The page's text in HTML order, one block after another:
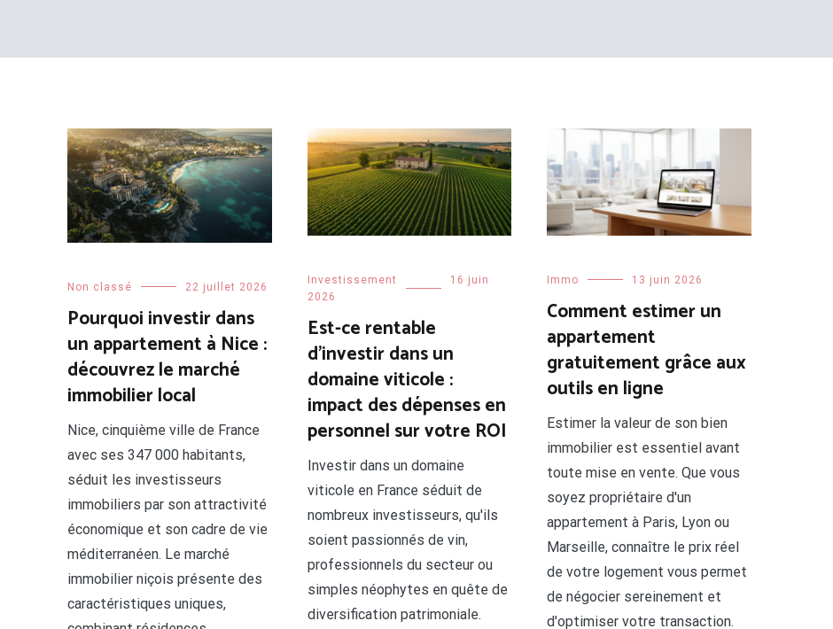
Non classé 22 juillet 2026
Pourquoi investir dans
un appartement à Nice :
découvrez le marché
immobilier local
Nice, cinquième ville de France
avec ses 347 000 habitants,
séduit les investisseurs
immobiliers par son attractivité
économique et son cadre de vie
méditerranéen. Le marché
immobilier niçois présente des
caractéristiques uniques,
Investissement
16 juin
2026
Est-ce rentable
d’investir dans un
domaine viticole :
impact des dépenses en
personnel sur votre ROI
Investir dans un domaine
viticole en France séduit de
nombreux investisseurs, qu'ils
soient passionnés de vin,
professionnels du secteur ou
simples néophytes en quête de
diversification patrimoniale.
Immo 13 juin 2026
Comment estimer un
appartement
gratuitement grâce aux
outils en ligne
Estimer la valeur de son bien
immobilier est essentiel avant
toute mise en vente. Que vous
soyez propriétaire d'un
appartement à Paris, Lyon ou
Marseille, connaître le prix réel
de votre logement vous permet
de négocier sereinement et
d'optimiser votre transaction.